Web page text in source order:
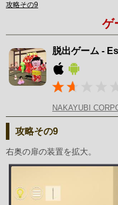
攻略その9
ゲ
脱出ゲーム -
NAKAYUBI
攻略その9
右奥の扉の装置を拡大。